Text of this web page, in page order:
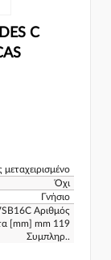
C
Όχι
Γνήσιο
Αριθμός
[mm] mm 119
Συμπληρ..